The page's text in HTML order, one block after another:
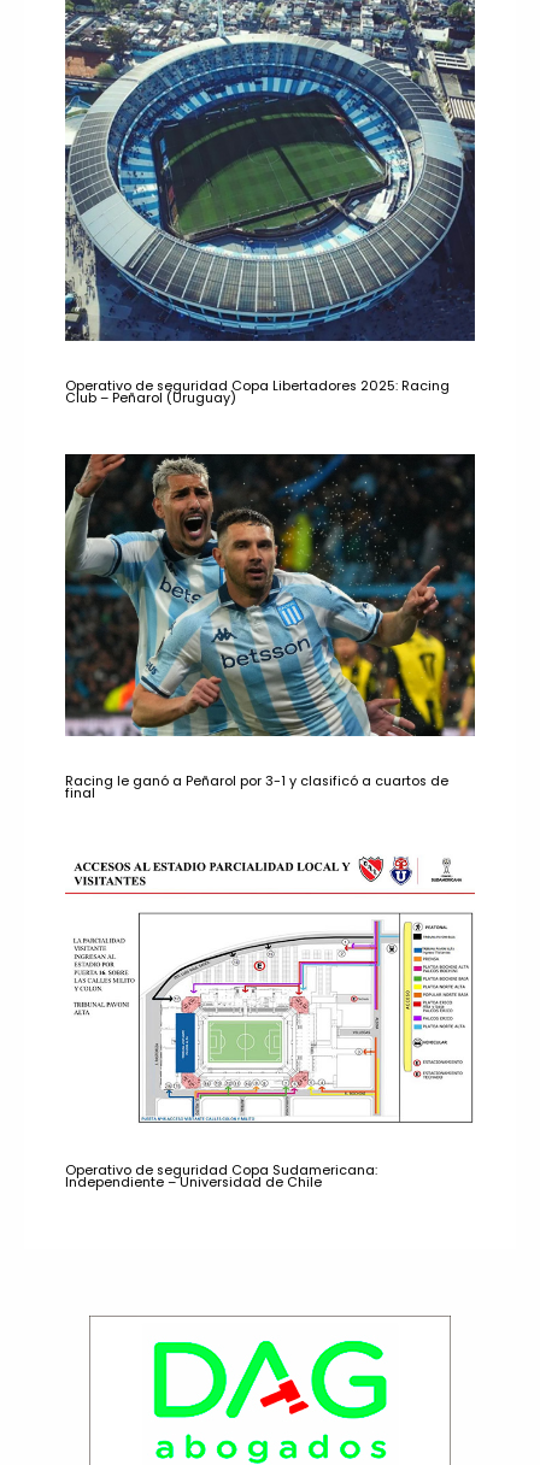
Operativo de seguridad Copa Libertadores 2025: Racing
Club – Peñarol (Uruguay)
Racing le ganó a Peñarol por 3-1 y clasificó a cuartos de
final
Operativo de seguridad Copa Sudamericana:
Independiente – Universidad de Chile